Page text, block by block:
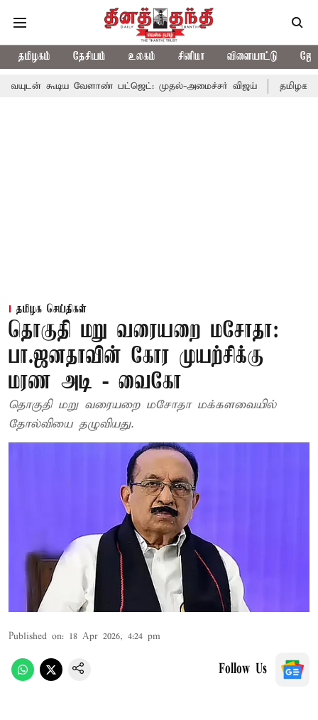
தமிழகம் தேசியம் உலகம் சினிமா விளையாட்டு
வேளாண் பட்ஜெட்: முதல்-அமைச்சர் விஜய் தமிழக
தமிழக செய்திகள்
தொகுதி மறு வரையறை மசோதா:
பா.ஜனதாவின் கோர முயற்சிக்கு
மரண அடி - வைகோ
தொகுதி மறு வரையறை மசோதா மக்களவையில்
தோல்வியை தழுவியது.
Published on: 18 Apr 2026, 4:24 pm
Follow Us